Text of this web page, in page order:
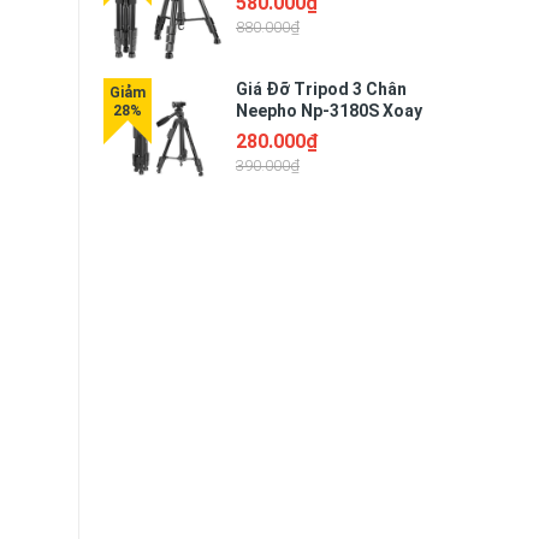
880.000₫
Giá Đỡ Tripod 3 Chân
Neepho Np-3180S Xoay
360 Độ Kèm Remote
280.000₫
390.000₫